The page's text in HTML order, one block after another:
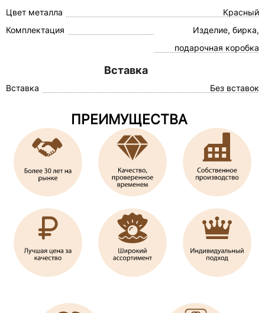
Цвет металла
Красный
Комплектация
Изделие, бирка,
подарочная коробка
Вставка
Вставка Без вставок
ПРЕИМУЩЕСТВА